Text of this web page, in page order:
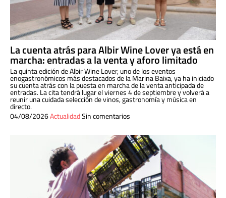
La cuenta atrás para Albir Wine Lover ya está en
marcha: entradas a la venta y aforo limitado
La quinta edición de Albir Wine Lover, uno de los eventos
enogastronómicos más destacados de la Marina Baixa, ya ha iniciado
su cuenta atrás con la puesta en marcha de la venta anticipada de
entradas. La cita tendrá lugar el viernes 4 de septiembre y volverá a
reunir una cuidada selección de vinos, gastronomía y música en
directo.
04/08/2026ActualidadSin comentarios